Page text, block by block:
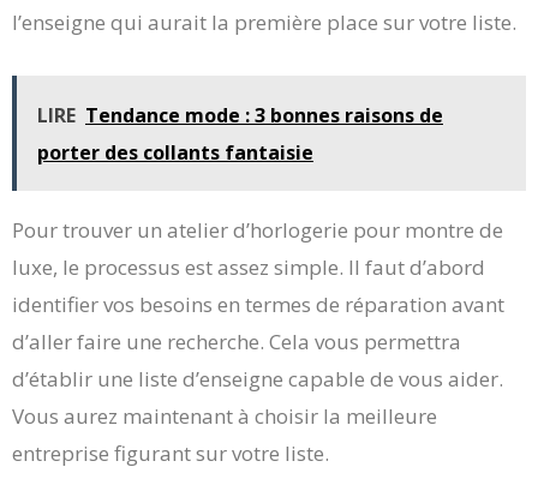
l’enseigne qui aurait la première place sur votre liste.
LIRE Tendance mode : 3 bonnes raisons de
porter des collants fantaisie
Pour trouver un atelier d’horlogerie pour montre de
luxe, le processus est assez simple. Il faut d’abord
identifier vos besoins en termes de réparation avant
d’aller faire une recherche. Cela vous permettra
d’établir une liste d’enseigne capable de vous aider.
Vous aurez maintenant à choisir la meilleure
entreprise figurant sur votre liste.